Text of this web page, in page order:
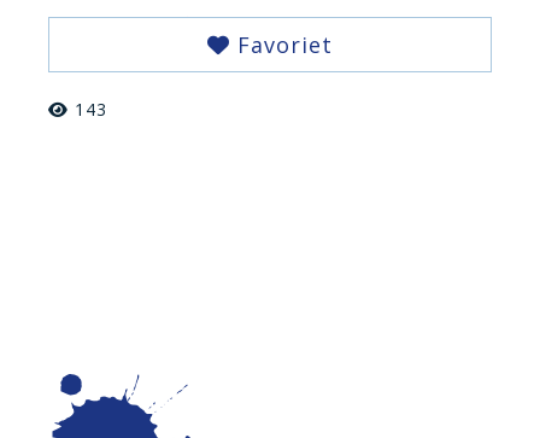
Favoriet
143